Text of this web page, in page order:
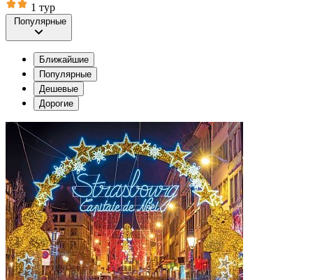
1 тур
Популярные
Ближайшие
Популярные
Дешевые
Дорогие